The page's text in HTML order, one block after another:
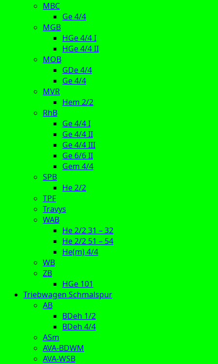
MBC
Ge 4/4
MGB
HGe 4/4 I
HGe 4/4 II
MOB
GDe 4/4
Ge 4/4
MVR
Hem 2/2
RhB
Ge 4/4 I
Ge 4/4 II
Ge 4/4 III
Ge 6/6 II
Gem 4/4
SPB
He 2/2
TPF
Travys
WAB
He 2/2 31 – 32
He 2/2 51 – 54
He(m) 4/4
WB
ZB
HGe 101
Triebwagen Schmalspur
AB
BDeh 1/2
BDeh 4/4
ASm
AVA-BDWM
AVA-WSB